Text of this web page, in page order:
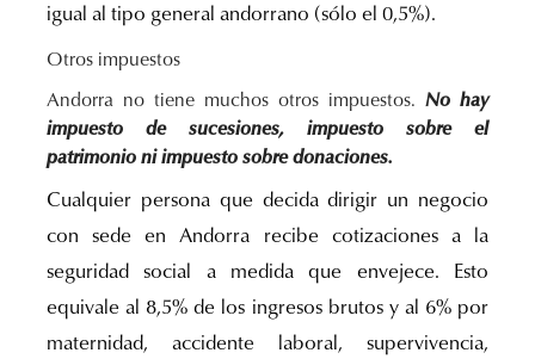
igual al tipo general andorrano (sólo el 0,5%).
Otros impuestos
Andorra no tiene muchos otros impuestos.No hay
impuesto de sucesiones, impuesto sobre el
patrimonio ni impuesto sobre donaciones.
Cualquier persona que decida dirigir un negocio
con sede en Andorra recibe cotizaciones a la
seguridad social a medida que envejece. Esto
equivale al 8,5% de los ingresos brutos y al 6% por
maternidad, accidente laboral, supervivencia,